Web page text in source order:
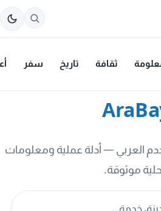
ثقافة تاريخ سفر
العربي — أدلة عملية ومعلومات
موثوقة.